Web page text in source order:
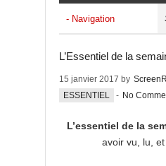
L’Essentiel de la
15 janvier 2017 by
ESSENTIEL
- No
L’essentiel de la
avoir vu, lu,